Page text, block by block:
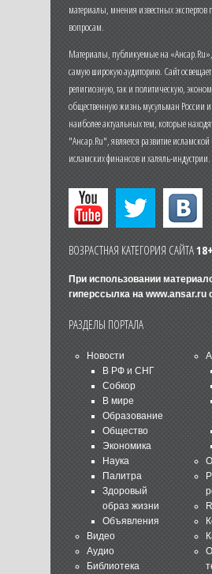
материалы, мнения известных
вопросам.
Материалы, публикуемые на
самую широкую аудиторию. Сайт освещает
религиозную, так и политическую,
общественную жизнь мусульман России
наиболее актуальных тем, которые
"Ансар.Ru", является развитие
исламских финансов и халяль-индустрии.
ВОЗРАСТНАЯ КАТЕГОРИЯ САЙТА18+
При использовании
гиперссылка на www.ansar.ru
РАЗДЕЛЫ ПОРТАЛА
Новости
В РФ и СНГ
Собкор
В мире
Образование
Общество
Экономика
Наука
Палитра
Здоровый
образ жизни
Объявления
Видео
Аудио
Библиотека